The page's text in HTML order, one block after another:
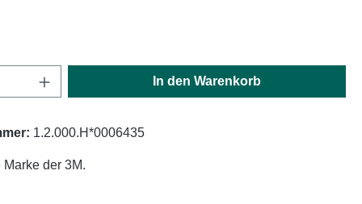
Anzahl: Gib den gewünschten Wert ein
In den Warenkorb
1.2.000.H*0006435
der 3M.